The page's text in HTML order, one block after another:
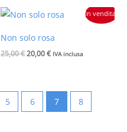
In vendita!
Non solo rosa
25,00€
Il
prezzo
era:
25,00 €.
20,00€
Il
prezzo
è:
20,00 €.
IVA inclusa
5 6 7 8